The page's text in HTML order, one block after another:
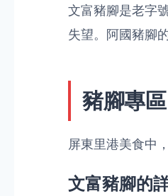
文富豬腳是老字
失望。阿國豬腳
豬腳專
屏東里港美食中
文富豬腳的